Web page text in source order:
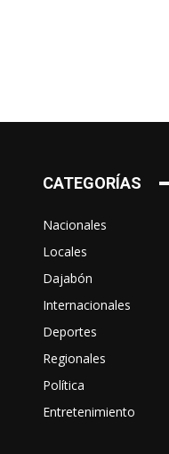
CATEGORÍAS
Nacionales
Locales
Dajabón
Internacionales
Deportes
Regionales
Política
Entretenimiento